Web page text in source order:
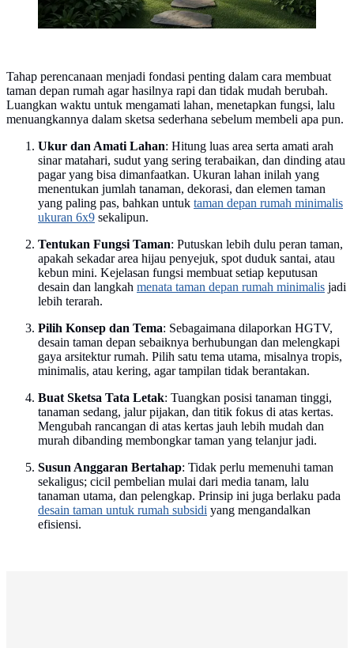
Tahap perencanaan menjadi fondasi penting dalam cara membuat
taman depan rumah agar hasilnya rapi dan tidak mudah berubah.
Luangkan waktu untuk mengamati lahan, menetapkan fungsi, lalu
menuangkannya dalam sketsa sederhana sebelum membeli apa pun.
Ukur dan Amati Lahan: Hitung luas area serta amati arah
sinar matahari, sudut yang sering terabaikan, dan dinding atau
pagar yang bisa dimanfaatkan. Ukuran lahan inilah yang
menentukan jumlah tanaman, dekorasi, dan elemen taman
yang paling pas, bahkan untuk taman depan rumah minimalis
ukuran 6x9 sekalipun.
Tentukan Fungsi Taman: Putuskan lebih dulu peran taman,
apakah sekadar area hijau penyejuk, spot duduk santai, atau
kebun mini. Kejelasan fungsi membuat setiap keputusan
desain dan langkah menata taman depan rumah minimalis jadi
lebih terarah.
Pilih Konsep dan Tema: Sebagaimana dilaporkan HGTV,
desain taman depan sebaiknya berhubungan dan melengkapi
gaya arsitektur rumah. Pilih satu tema utama, misalnya tropis,
minimalis, atau kering, agar tampilan tidak berantakan.
Buat Sketsa Tata Letak: Tuangkan posisi tanaman tinggi,
tanaman sedang, jalur pijakan, dan titik fokus di atas kertas.
Mengubah rancangan di atas kertas jauh lebih mudah dan
murah dibanding membongkar taman yang telanjur jadi.
Susun Anggaran Bertahap: Tidak perlu memenuhi taman
sekaligus; cicil pembelian mulai dari media tanam, lalu
tanaman utama, dan pelengkap. Prinsip ini juga berlaku pada
desain taman untuk rumah subsidi yang mengandalkan
efisiensi.